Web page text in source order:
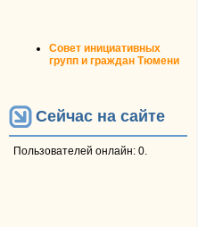
Совет инициативных
групп и граждан Тюмени
Сейчас на сайте
Пользователей онлайн: 0.